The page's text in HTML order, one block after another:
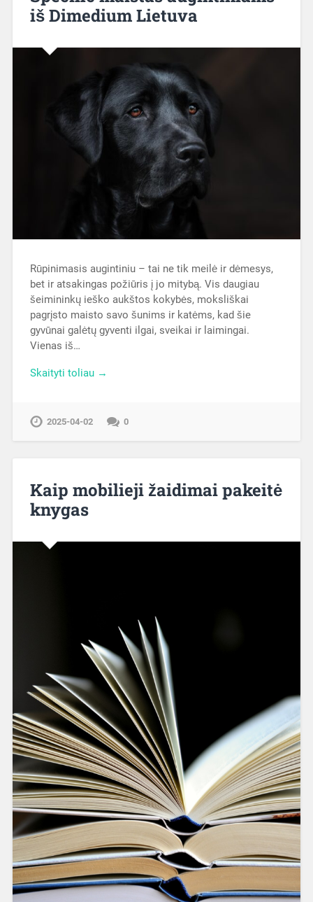
iš Dimedium Lietuva
Rūpinimasis augintiniu – tai ne tik meilė ir dėmesys,
bet ir atsakingas požiūris į jo mitybą. Vis daugiau
šeimininkų ieško aukštos kokybės, moksliškai
pagrįsto maisto savo šunims ir katėms, kad šie
gyvūnai galėtų gyventi ilgai, sveikai ir laimingai.
Vienas iš…
Skaityti toliau →
2025-04-02 0
Kaip mobilieji žaidimai pakeitė
knygas